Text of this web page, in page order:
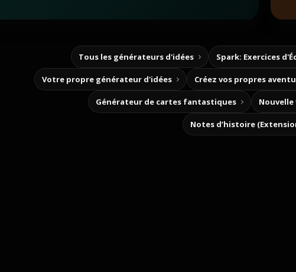
Tous les générateurs d'idées Spark: Exercices
Votre propre générateur d'idées
Générateur de cartes fantastiques Nouvelle